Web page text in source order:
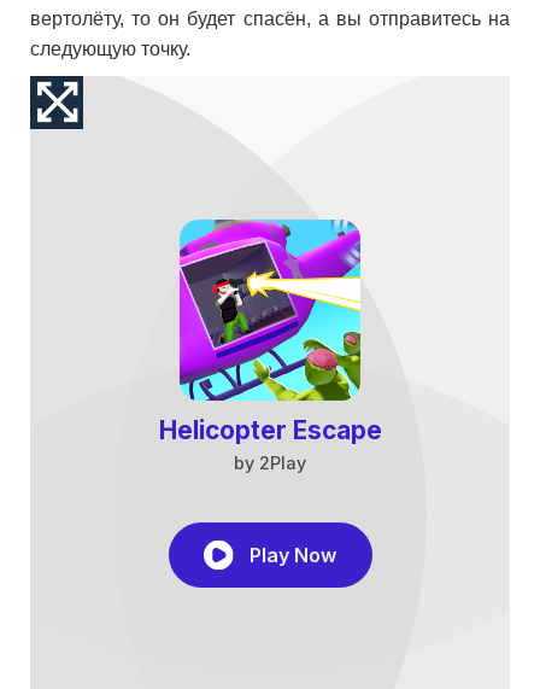
вертолёту, то он будет спасён, а вы отправитесь на
следующую точку.